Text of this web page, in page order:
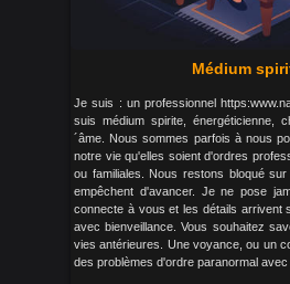
Médium
Je suis : un professionnel
suis médium spirite, énergéticienne,
´âme. Nous sommes parfois à nous
notre vie qu'elles soient d'ordres
ou familiales. Nous restons bloqué
empêchent d'avancer. Je ne pose
connecte à vous et les détails arrivent
avec bienveillance. Vous souhaitez
vies antérieures. Une voyance, ou un
des problèmes d'ordre paranormal avec